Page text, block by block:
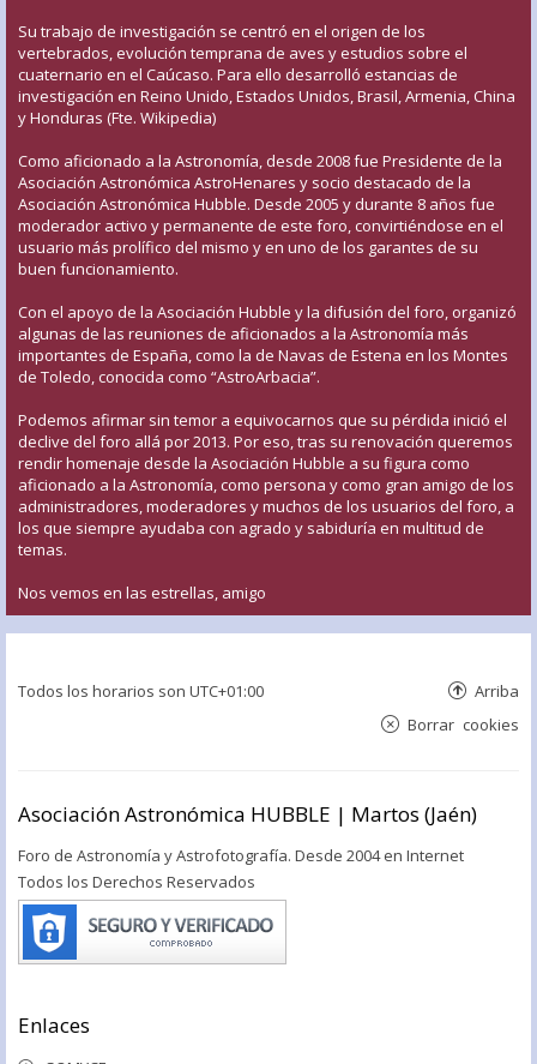
Su trabajo de investigación se centró en el origen de los
vertebrados, evolución temprana de aves y estudios sobre el
cuaternario en el Caúcaso. Para ello desarrolló estancias de
investigación en Reino Unido, Estados Unidos, Brasil, Armenia, China
y Honduras (Fte. Wikipedia)
Como aficionado a la Astronomía, desde 2008 fue Presidente de la
Asociación Astronómica AstroHenares y socio destacado de la
Asociación Astronómica Hubble. Desde 2005 y durante 8 años fue
moderador activo y permanente de este foro, convirtiéndose en el
usuario más prolífico del mismo y en uno de los garantes de su
buen funcionamiento.
Con el apoyo de la Asociación Hubble y la difusión del foro, organizó
algunas de las reuniones de aficionados a la Astronomía más
importantes de España, como la de Navas de Estena en los Montes
de Toledo, conocida como “AstroArbacia”.
Podemos afirmar sin temor a equivocarnos que su pérdida inició el
declive del foro allá por 2013. Por eso, tras su renovación queremos
rendir homenaje desde la Asociación Hubble a su figura como
aficionado a la Astronomía, como persona y como gran amigo de los
administradores, moderadores y muchos de los usuarios del foro, a
los que siempre ayudaba con agrado y sabiduría en multitud de
temas.
Nos vemos en las estrellas, amigo
Todos los horarios son UTC+01:00 Arriba
Borrar cookies
Asociación Astronómica HUBBLE | Martos (Jaén)
Foro de Astronomía y Astrofotografía. Desde 2004 en Internet
Todos los Derechos Reservados
Enlaces